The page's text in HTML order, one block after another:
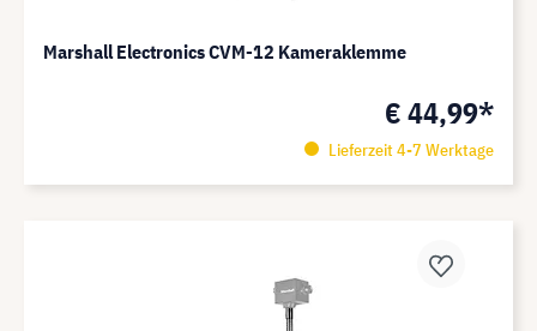
Marshall Electronics CVM-12 Kameraklemme
€ 44,99*
Lieferzeit 4-7 Werktage